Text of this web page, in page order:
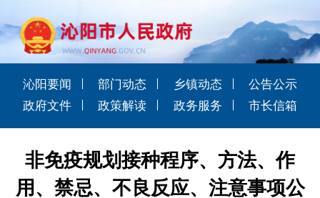
沁阳要闻 部门动态 乡镇动态
公告公示
政府文件
政策解读 政务服务 市长信箱
非免疫规划接种程序、方法、作
用、禁忌、不良反应、注意事项公